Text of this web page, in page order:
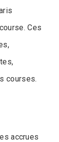
Ces
courses.
accrues